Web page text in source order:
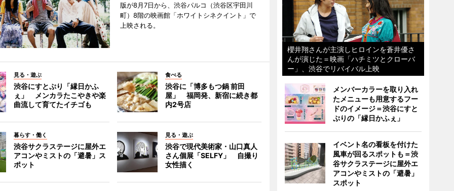
版が8月7日から、渋谷パルコ（渋谷区宇田川
町）8階の映画館「ホワイトシネクイント」で
上映される。
見る・遊ぶ
渋谷にすとぷり「縁日かふ
ぇ」 メンカラたこやきや楽
曲流して育てたイチゴも
食べる
渋谷に「博多もつ鍋 前田
屋」 福岡発、新宿に続き都
内2号店
暮らす・働く
渋谷サクラステージに屋外エ
アコンやミストの「避暑」ス
ポット
見る・遊ぶ
渋谷で現代美術家・山口真人
さん個展「SELFY」 自撮り
女性描く
櫻井翔さんが主演しヒロインを蒼井優さ
んが演じた＝映画「ハチミツとクローバ
ー」、渋谷でリバイバル上映
メンバーカラーを取り入れ
たメニューも用意するフー
ドのイメージ＝渋谷にすと
ぷりの「縁日かふぇ」
イベント名の看板を付けた
風車が回るスポットも＝渋
谷サクラステージに屋外エ
アコンやミストの「避暑」
スポット